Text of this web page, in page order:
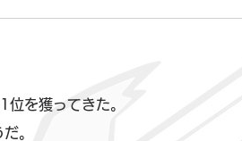
を獲ってきた。
。